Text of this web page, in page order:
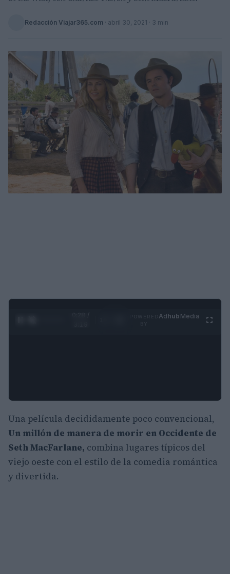
Redacción Viajar365.com · abril 30, 2021 · 3 min
0:28 /
Adhub Media
Una película decididamente poco convencional,
Un millón de manera de morir en Occidente de
Seth MacFarlane, combina lugares típicos del
viejo oeste con el estilo de la comedia romántica
y divertida.